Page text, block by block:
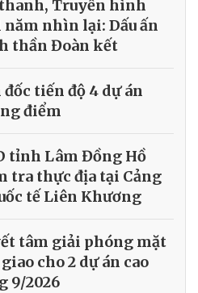
thanh, Truyền hình
nhìn lại: Dấu ấn
thần Đoàn kết
tiến độ 4 dự án
điểm
tỉnh Lâm Đồng Hồ
tra thực địa tại Cảng
tế Liên Khương
tâm giải phóng mặt
cho 2 dự án cao
9/2026